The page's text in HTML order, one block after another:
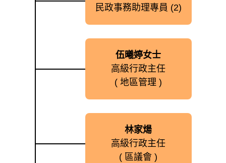
民政事務助理專員 (2)
伍曦婷女士
高級行政主任
( 地區管理 )
林家煬
高級行政主任
( 區議會 )